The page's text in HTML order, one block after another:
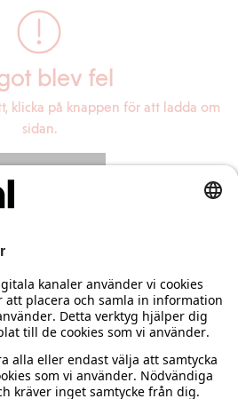
blev fel
klicka på knappen för att ladda om
sidan.